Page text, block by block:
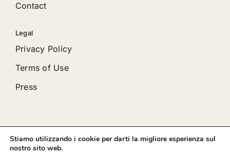
Contact
Legal
Privacy Policy
Terms of Use
Press
© 2012 - 2026 •Avadais aWebsite BuilderforWordPress
Stiamo utilizzando i cookie per darti la migliore esperienza sul
nostro sito web.